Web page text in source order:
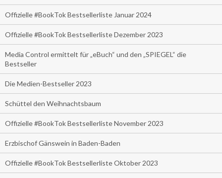
Offizielle #BookTok Bestsellerliste Januar 2024
Offizielle #BookTok Bestsellerliste Dezember 2023
Media Control ermittelt für „eBuch“ und den „SPIEGEL“ die
Bestseller
Die Medien-Bestseller 2023
Schüttel den Weihnachtsbaum
Offizielle #BookTok Bestsellerliste November 2023
Erzbischof Gänswein in Baden-Baden
Offizielle #BookTok Bestsellerliste Oktober 2023